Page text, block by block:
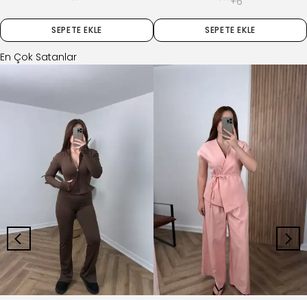
SEPETE EKLE SEPETE EKLE
En Çok Satanlar
OYS İndtx